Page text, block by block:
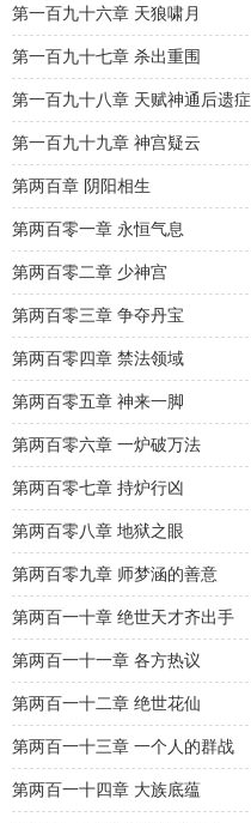
第一百九十六章 天狼啸月
第一百九十七章 杀出重围
第一百九十八章 天赋神通后遗症
第一百九十九章 神宫疑云
第两百章 阴阳相生
第两百零一章 永恒气息
第两百零二章 少神宫
第两百零三章 争夺丹宝
第两百零四章 禁法领域
第两百零五章 神来一脚
第两百零六章 一炉破万法
第两百零七章 持炉行凶
第两百零八章 地狱之眼
第两百零九章 师梦涵的善意
第两百一十章 绝世天才齐出手
第两百一十一章 各方热议
第两百一十二章 绝世花仙
第两百一十三章 一个人的群战
第两百一十四章 大族底蕴